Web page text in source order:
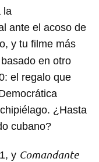
la
ante el acoso de
y tu filme más
en otro
el regalo que
¿Hasta
cubano?
y Comandante